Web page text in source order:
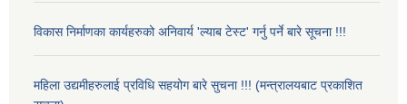
विकास निर्माणका कार्यहरुको अनिवार्य 'ल्याब टेस्ट' गर्नु पर्ने बारे सूचना !!!
महिला उद्यमीहरुलाई प्रविधि सहयोग बारे सुचना !!! (मन्त्रालयबाट प्रकाशित